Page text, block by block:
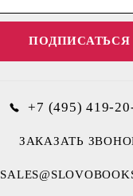
ПОДПИСАТЬСЯ
+7 (495) 419-
ЗАКАЗАТЬ